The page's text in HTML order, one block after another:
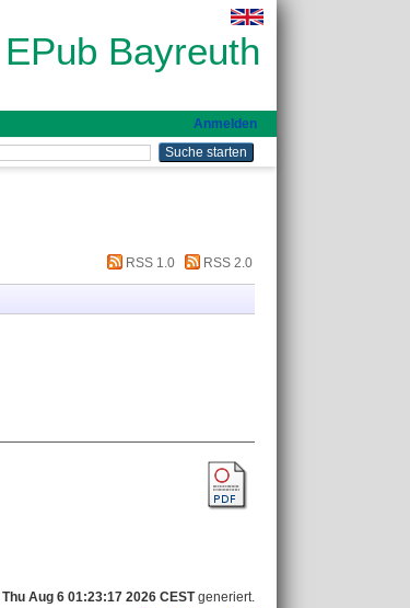
EPub Bayreuth
Anmelden
RSS 1.0 RSS 2.0
Thu Aug 6 01:23:17 2026 CESTgeneriert.